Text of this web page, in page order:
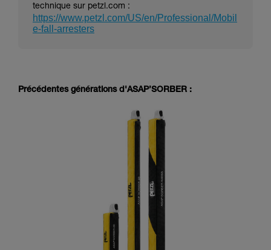
technique sur petzl.com :
https://www.petzl.com/US/en/Professional/Mobil
e-fall-arresters
Précédentes générations d'ASAP’SORBER :